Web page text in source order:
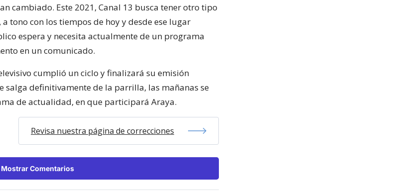
cambiado. Este 2021, Canal 13 busca tener otro tipo
tono con los tiempos de hoy y desde ese lugar
espera y necesita actualmente de un programa
en un comunicado.
cumplió un ciclo y finalizará su emisión
salga definitivamente de la parrilla, las mañanas se
de actualidad, en que participará Araya.
Revisa nuestra página de correcciones
Mostrar Comentarios